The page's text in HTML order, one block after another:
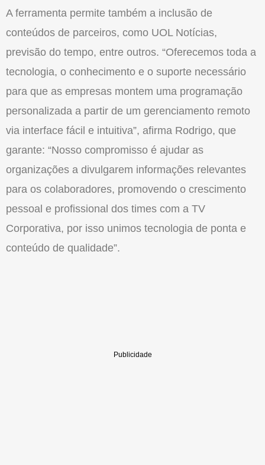
A ferramenta permite também a inclusão de
conteúdos de parceiros, como UOL Notícias,
previsão do tempo, entre outros. “Oferecemos toda a
tecnologia, o conhecimento e o suporte necessário
para que as empresas montem uma programação
personalizada a partir de um gerenciamento remoto
via interface fácil e intuitiva”, afirma Rodrigo, que
garante: “Nosso compromisso é ajudar as
organizações a divulgarem informações relevantes
para os colaboradores, promovendo o crescimento
pessoal e profissional dos times com a TV
Corporativa, por isso unimos tecnologia de ponta e
conteúdo de qualidade”.